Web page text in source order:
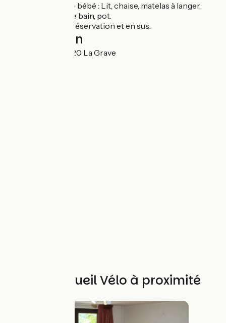
Pour le confort de bébé : Lit, chaise, matelas à langer,
baignoire, siège de bain, pot.
Accès sauna: sur réservation et en sus.
Localisation
Poulet Marie 05320 La Grave
Autres Accueil Vélo à proximité